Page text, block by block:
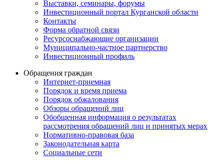
Выставки, семинары, форумы
Инвестиционный портал Курганской области
Контакты
Форма обратной связи
Ресурсоснабжающие организации
Муниципально-частное партнерство
Инвестиционный профиль
Обращения граждан
Интернет-приемная
Порядок и время приема
Порядок обжалования
Обзоры обращений лиц
Обобщенная информация о результатах
рассмотрения обращений лиц и принятых мерах
Нормативно-правовая база
Законодательная карта
Социальные сети